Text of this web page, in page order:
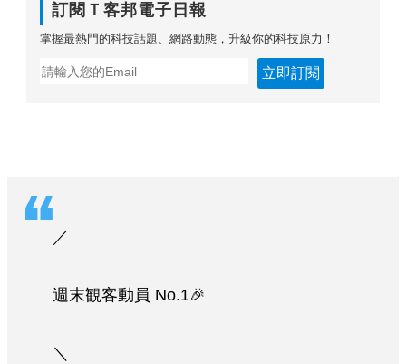
訂閱Ｔ客邦電子日報
掌握最熱門的科技話題、網路動態，升級你的科技原力！
立即訂閱
／
週末観客動員 No.1🎉
＼